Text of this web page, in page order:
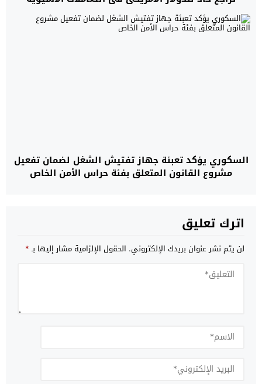
السكوري يؤكد تعبئة جهاز تفتيش الشغل لضمان تفعيل
مشروع القانون المتعلق بفئة حراس الأمن الخاص
اترك تعليق
لن يتم نشر عنوان بريدك الإلكتروني. الحقول الإلزامية مشار إليها بـ*